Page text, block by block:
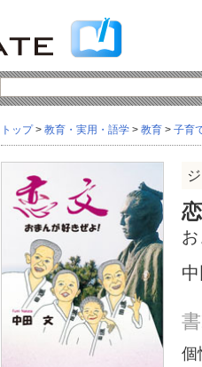
トップ> 教育・実用・語学 > 教育 > 子育
個